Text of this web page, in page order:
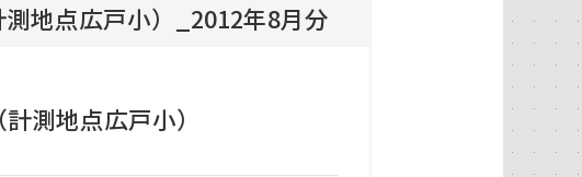
地点広戸小）_2012年8月分
測地点広戸小）